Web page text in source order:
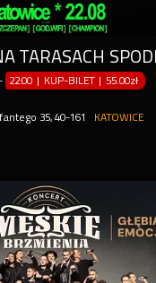
22:00 | KUP-BILET | 55.00zł
35, 40-161
KATOWICE